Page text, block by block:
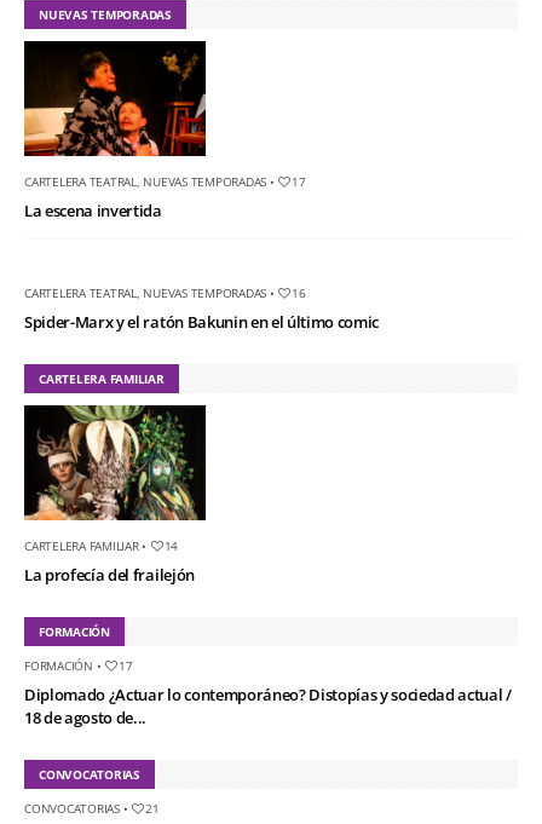
NUEVAS TEMPORADAS
CARTELERA TEATRAL NUEVAS TEMPORADAS • 17
La escena invertida
CARTELERA TEATRAL NUEVAS TEMPORADAS • 16
Spider-Marx y el ratón Bakunin en el último comic
CARTELERA FAMILIAR
CARTELERA FAMILIAR• 14
La profecía del frailejón
FORMACIÓN
FORMACIÓN • 17
Diplomado ¿Actuar lo contemporáneo? Distopías y sociedad actual /
18 de agosto de...
CONVOCATORIAS
CONVOCATORIAS• 21